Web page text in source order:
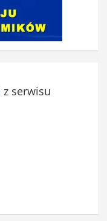
z serwisu